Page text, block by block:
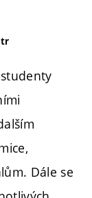
Dále se